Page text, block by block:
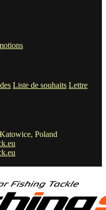
Liste de souhaits Lettre
Poland